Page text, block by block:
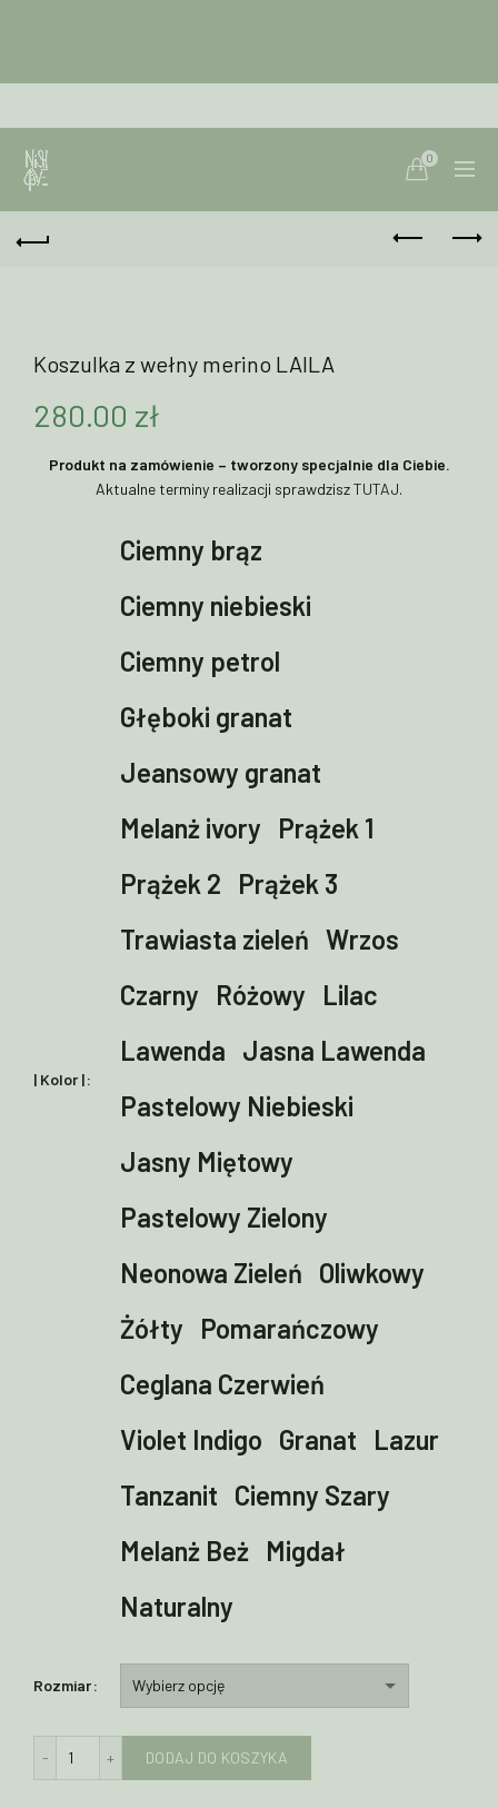
0
Koszulka z wełny merino LAILA
280.00 zł
Produkt na zamówienie – tworzony specjalnie dla Ciebie.
Aktualne terminy realizacji sprawdziszTUTAJ.
| Kolor |
Ciemny brąz
Ciemny niebieski
Ciemny petrol
Głęboki granat
Jeansowy granat
Melanż ivory
Prążek 1
Prążek 2
Prążek 3
Trawiasta zieleń Wrzos
Czarny
Różowy
Lilac
Lawenda Jasna Lawenda
Pastelowy Niebieski
Jasny Miętowy
Pastelowy Zielony
Neonowa Zieleń Oliwkowy
Żółty
Pomarańczowy
Ceglana Czerwień
Violet Indigo Granat
Lazur
Tanzanit Ciemny Szary
Melanż Beż Migdał
Naturalny
Rozmiar
DODAJ DO KOSZYKA